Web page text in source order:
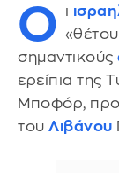
Ο ι
σημαντικούς
ερείπια της
Μποφόρ,
του Λιβάνου